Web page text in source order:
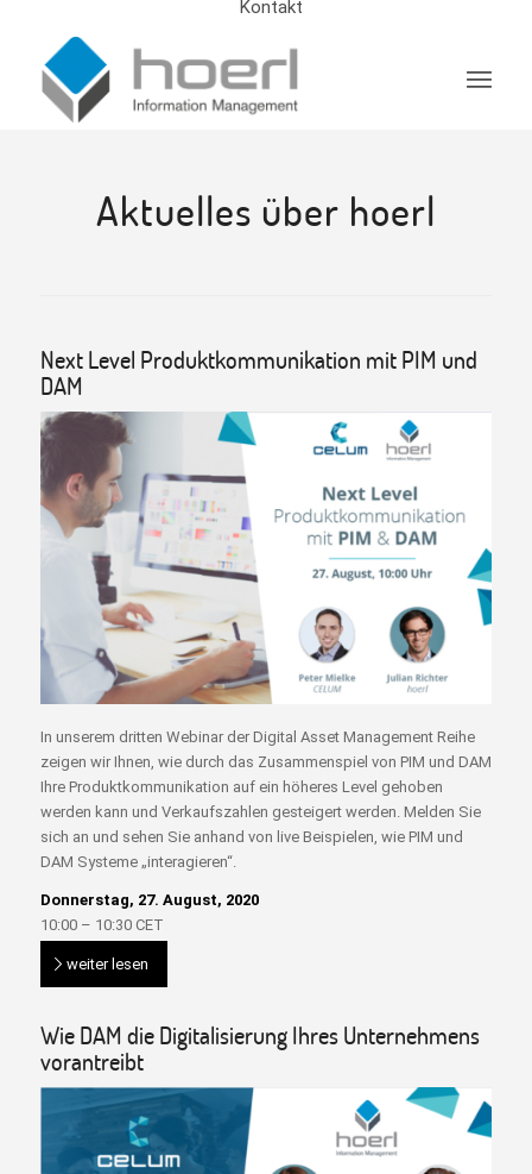
Kontakt
Aktuelles über hoerl
Next Level Produktkommunikation mit PIM und
DAM
In unserem dritten Webinar der Digital Asset Management Reihe
zeigen wir Ihnen, wie durch das Zusammenspiel von PIM und DAM
Ihre Produktkommunikation auf ein höheres Level gehoben
werden kann und Verkaufszahlen gesteigert werden. Melden Sie
sich an und sehen Sie anhand von live Beispielen, wie PIM und
DAM Systeme „interagieren“.
Donnerstag, 27. August, 2020
10:00 – 10:30 CET
weiter lesen
Wie DAM die Digitalisierung Ihres Unternehmens
vorantreibt